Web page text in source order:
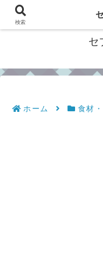
フィリピン・セブの
セ
ホーム 食材
検索